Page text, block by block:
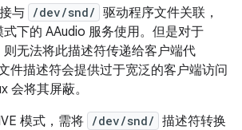
与 /dev/snd/ 驱动程序文件关联，
式下的 AAudio 服务使用。但是对于
则无法将此描述符传递给客户端代
件描述符会提供过于宽泛的客户端访问
会将其屏蔽。
模式，需将 /dev/snd/ 描述符转换